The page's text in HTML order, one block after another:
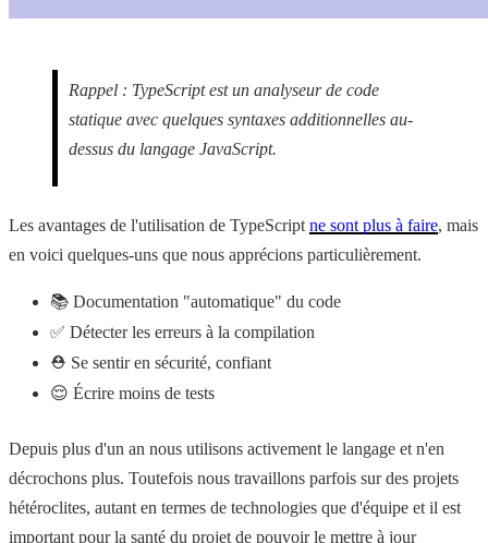
Rappel : TypeScript est un analyseur de code
statique avec quelques syntaxes additionnelles au-
dessus du langage JavaScript.
Les avantages de l'utilisation de TypeScriptne sont plus à faire, mais
en voici quelques-uns que nous apprécions particulièrement.
📚 Documentation "automatique" du code
✅ Détecter les erreurs à la compilation
⛑ Se sentir en sécurité, confiant
😌 Écrire moins de tests
Depuis plus d'un an nous utilisons activement le langage et n'en
décrochons plus. Toutefois nous travaillons parfois sur des projets
hétéroclites, autant en termes de technologies que d'équipe et il est
important pour la santé du projet de pouvoir le mettre à jour